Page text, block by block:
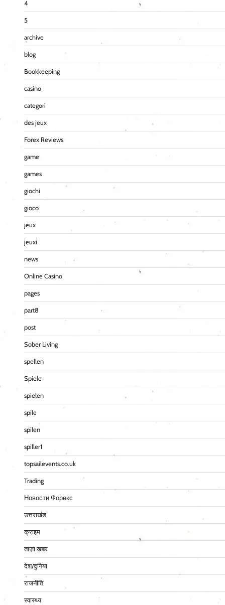
4
5
archive
blog
Bookkeeping
casino
categori
des jeux
Forex Reviews
game
games
giochi
gioco
jeux
jeuxi
news
Online Casino
pages
part8
post
Sober Living
spellen
Spiele
spielen
spile
spilen
spiller1
topsailevents.co.uk
Trading
Новости Форекс
उत्तराखंड
क्राइम
ताज़ा खबर
देश/दुनिया
राजनीति
स्वास्थ्य